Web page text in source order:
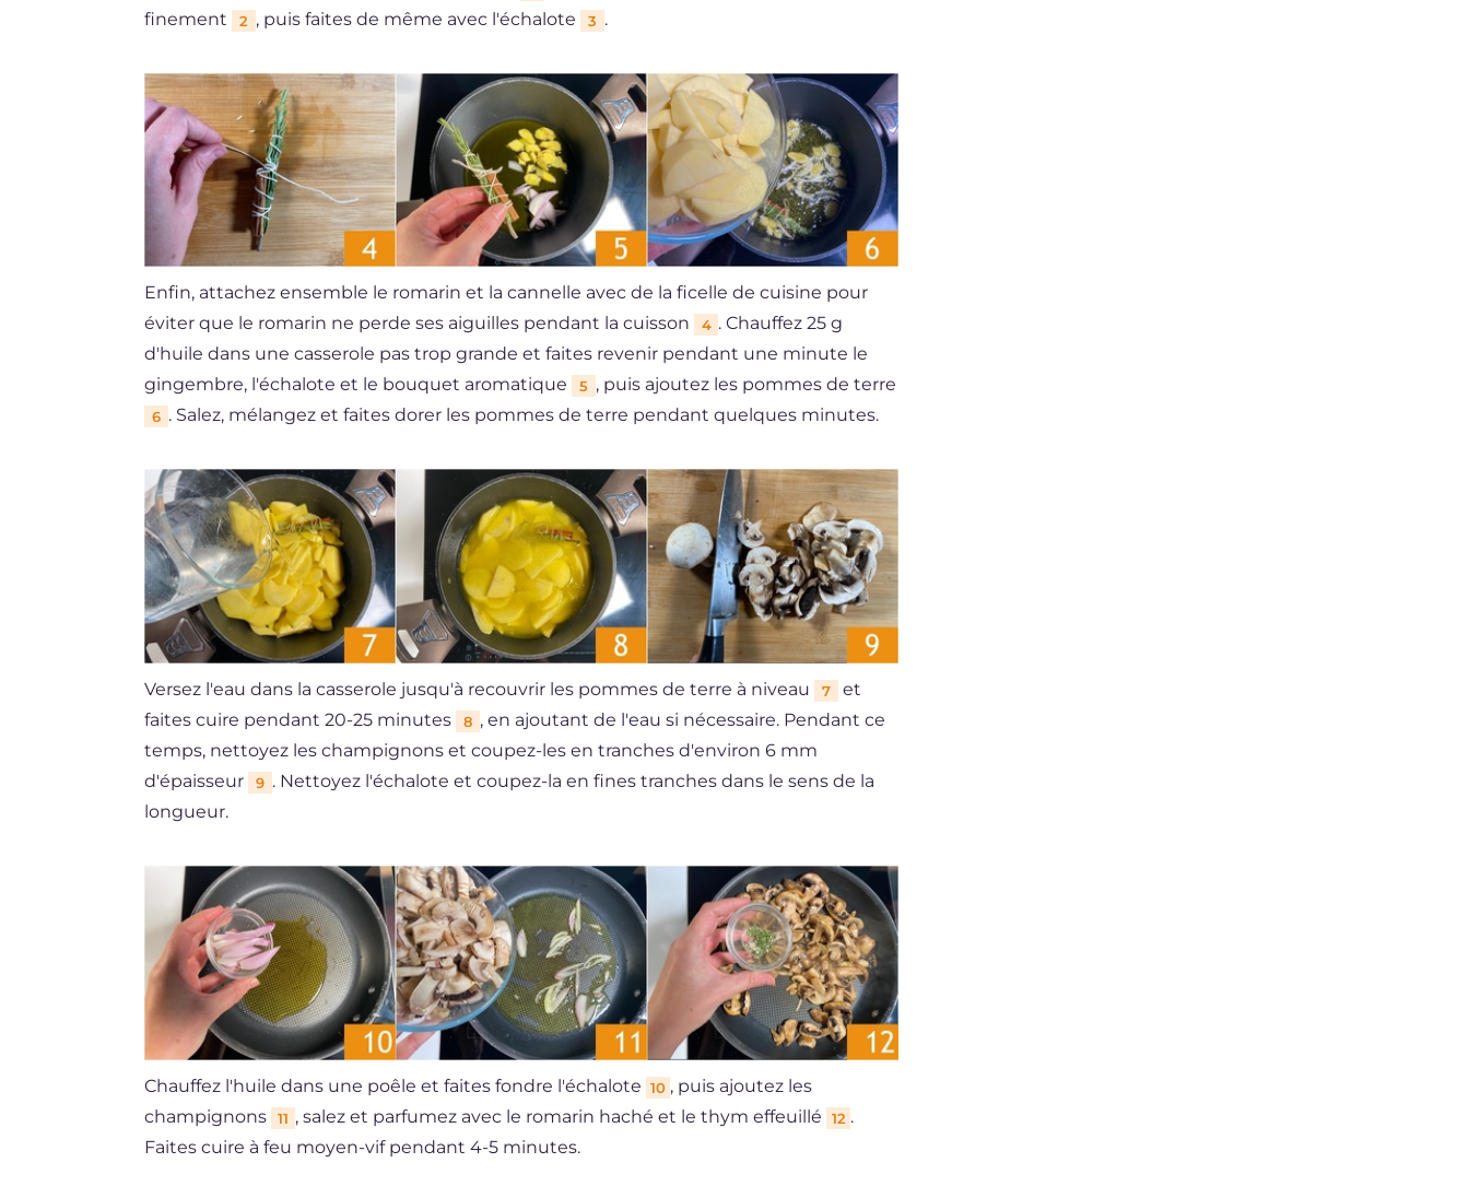
finement
2 , puis faites de même avec l'échalote 3 .
Enfin, attachez ensemble le romarin et la cannelle avec de la ficelle de cuisine pour
éviter que le romarin ne perde ses aiguilles pendant la cuisson
4 . Chauffez 25 g
d'huile dans une casserole pas trop grande et faites revenir pendant une minute le
gingembre, l'échalote et le bouquet aromatique
5 , puis ajoutez les pommes de terre
6 . Salez, mélangez et faites dorer les pommes de terre pendant quelques minutes.
Versez l'eau dans la casserole jusqu'à recouvrir les pommes de terre à niveau 7
et
faites cuire pendant 20-25 minutes
8 , en ajoutant de l'eau si nécessaire. Pendant ce
temps, nettoyez les champignons et coupez-les en tranches d'environ 6 mm
d'épaisseur
9 . Nettoyez l'échalote et coupez-la en fines tranches dans le sens de la
longueur.
Chauffez l'huile dans une poêle et faites fondre l'échalote 10 , puis ajoutez les
champignons
11 , salez et parfumez avec le romarin haché et le thym effeuillé 12 .
Faites cuire à feu moyen-vif pendant 4-5 minutes.